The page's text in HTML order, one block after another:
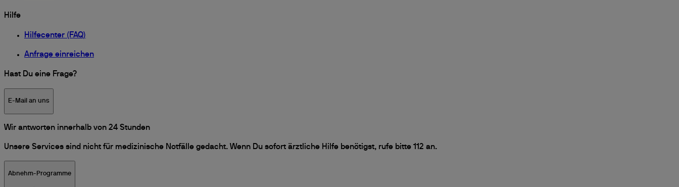
Hilfe
Hilfecenter (FAQ)
Anfrage einreichen
Hast Du eine Frage?
E-Mail an uns
Wir antworten innerhalb von 24 Stunden
Unsere Services sind nicht für medizinische Notfälle gedacht. Wenn Du sofort ärztliche Hilfe benötigst, rufe bitte 112 an.
Abnehm-Programme